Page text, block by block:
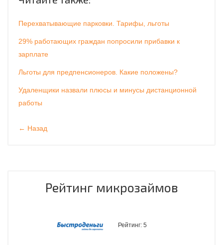
Перехватывающие парковки. Тарифы, льготы
29% работающих граждан попросили прибавки к
зарплате
Льготы для предпенсионеров. Какие положены?
Удаленщики назвали плюсы и минусы дистанционной
работы
← Назад
Рейтинг микрозаймов
Рейтинг: 5